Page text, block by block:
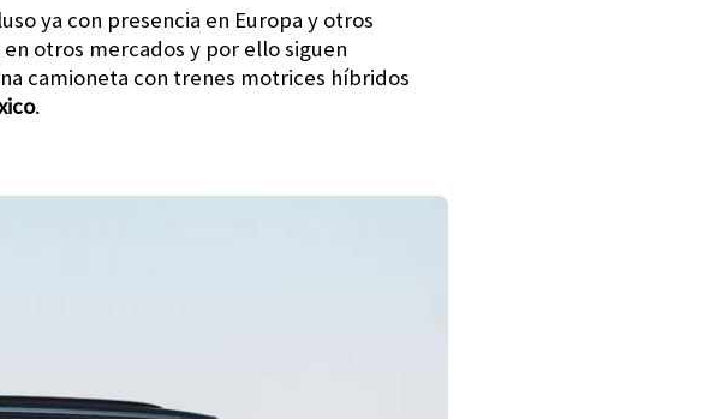
ya con presencia en Europa y otros
otros mercados y por ello siguen
camioneta con trenes motrices híbridos
.